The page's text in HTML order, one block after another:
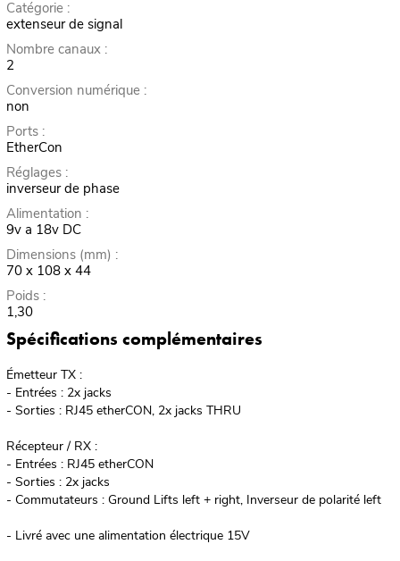
Catégorie :
extenseur de signal
Nombre canaux :
2
Conversion numérique :
non
Ports :
EtherCon
Réglages :
inverseur de phase
Alimentation :
9v a 18v DC
Dimensions (mm) :
70 x 108 x 44
Poids :
1,30
Spécifications complémentaires
Émetteur TX :
- Entrées : 2x jacks
- Sorties : RJ45 etherCON, 2x jacks THRU
Récepteur / RX :
- Entrées : RJ45 etherCON
- Sorties : 2x jacks
- Commutateurs : Ground Lifts left + right, Inverseur de polarité left
- Livré avec une alimentation électrique 15V